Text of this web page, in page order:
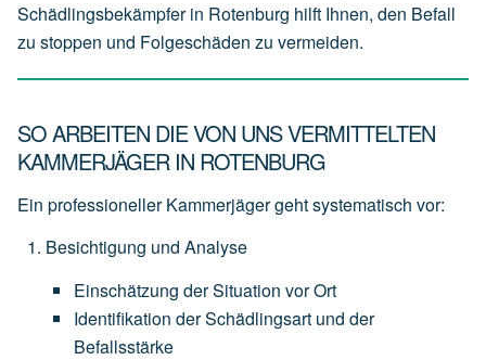
Schädlingsbekämpfer in Rotenburg hilft Ihnen, den Befall
zu stoppen und Folgeschäden zu vermeiden.
SO ARBEITEN DIE VON UNS VERMITTELTEN
KAMMERJÄGER IN ROTENBURG
Ein professioneller Kammerjäger geht systematisch vor:
Besichtigung und Analyse
Einschätzung derSituation vorOrt
Identifikation derSchädlingsart und der
Befallsstärke